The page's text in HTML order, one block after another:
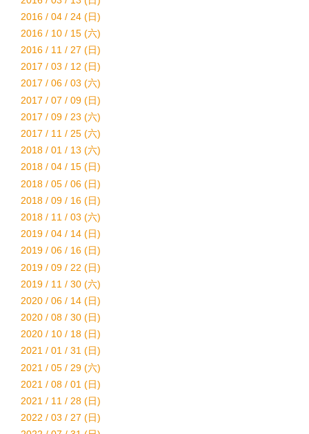
2016 / 04 / 24 (日)
2016 / 10 / 15 (六)
2016 / 11 / 27 (日)
2017 / 03 / 12 (日)
2017 / 06 / 03 (六)
2017 / 07 / 09 (日)
2017 / 09 / 23 (六)
2017 / 11 / 25 (六)
2018 / 01 / 13 (六)
2018 / 04 / 15 (日)
2018 / 05 / 06 (日)
2018 / 09 / 16 (日)
2018 / 11 / 03 (六)
2019 / 04 / 14 (日)
2019 / 06 / 16 (日)
2019 / 09 / 22 (日)
2019 / 11 / 30 (六)
2020 / 06 / 14 (日)
2020 / 08 / 30 (日)
2020 / 10 / 18 (日)
2021 / 01 / 31 (日)
2021 / 05 / 29 (六)
2021 / 08 / 01 (日)
2021 / 11 / 28 (日)
2022 / 03 / 27 (日)